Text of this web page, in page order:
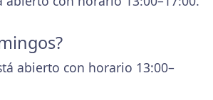
abierto con horario 13:00–